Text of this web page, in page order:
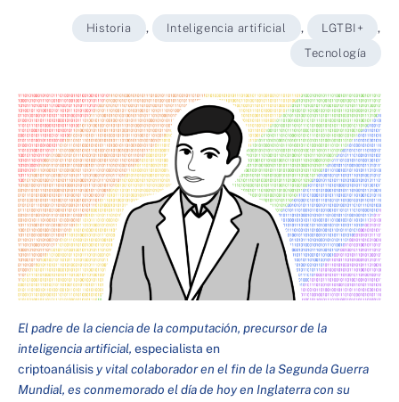
Historia , Inteligencia artificial , LGTBI+
,
Tecnología
El padre de la ciencia de la computación, precursor de la
inteligencia artificial, especialista en
criptoanálisis y vital colaborador en el fin de la Segunda Guerra
Mundial, es conmemorado el día de hoy en Inglaterra con su